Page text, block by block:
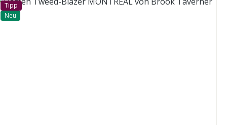
Tipp
Neu